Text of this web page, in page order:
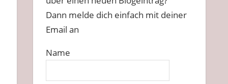
Dann melde dich einfach mit deiner
Email an
Name